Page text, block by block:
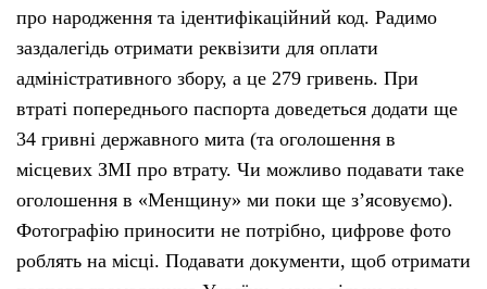
про народження та ідентифікаційний код. Радимо
заздалегідь отримати реквізити для оплати
адміністративного збору, а це 279 гривень. При
втраті попереднього паспорта доведеться додати ще
34 гривні державного мита (та оголошення в
місцевих ЗМІ про втрату. Чи можливо подавати таке
оголошення в «Менщину» ми поки ще з’ясовуємо).
Фотографію приносити не потрібно, цифрове фото
роблять на місці. Подавати документи, щоб отримати